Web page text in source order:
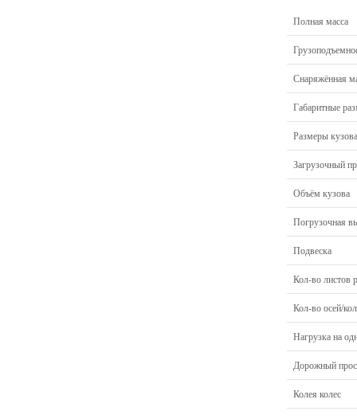
Полная масса
Снаряжённая
Габаритные
Размеры кузова
Загрузочный
Объём кузова
Погрузочная
Подвеска
Кол-во листов
Кол-во осей/
Нагрузка на
Дорожный
Колея колес